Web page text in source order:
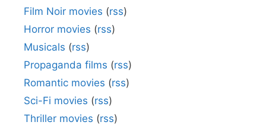
Film Noir movies (rss)
Horror movies (rss)
Musicals (rss)
Propaganda films (rss)
Romantic movies (rss)
Sci-Fi movies (rss)
Thriller movies (rss)